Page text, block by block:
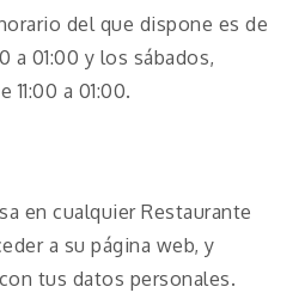
del que dispone es de
a 01:00 y los sábados,
a 01:00.
en cualquier Restaurante
a su página web, y
tus datos personales.